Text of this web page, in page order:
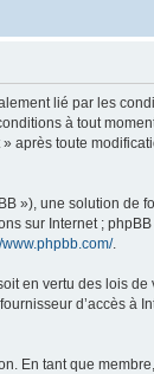
lié par les
à tout
après toute
»), une solution de
sur Internet ;
www.phpbb.com/.
en vertu des lois de
d’accès à
En tant que